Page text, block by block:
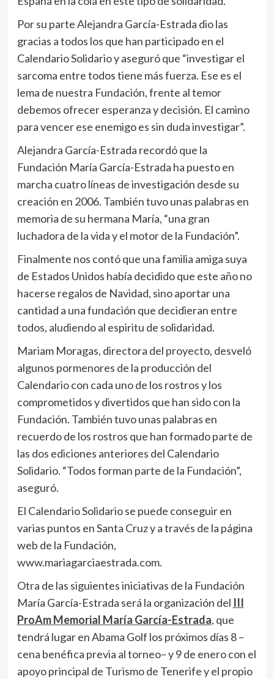
Por su parte Alejandra García-Estrada dio las
gracias a todos los que han participado en el
Calendario Solidario y aseguró que “investigar el
sarcoma entre todos tiene más fuerza. Ese es el
lema de nuestra Fundación, frente al temor
debemos ofrecer esperanza y decisión. El camino
para vencer ese enemigo es sin duda investigar”.
Alejandra García-Estrada recordó que la
Fundación María García-Estrada ha puesto en
marcha cuatro líneas de investigación desde su
creación en 2006. También tuvo unas palabras en
memoria de su hermana María, “una gran
luchadora de la vida y el motor de la Fundación”.
Finalmente nos contó que una familia amiga suya
de Estados Unidos había decidido que este año no
hacerse regalos de Navidad, sino aportar una
cantidad a una fundación que decidieran entre
todos, aludiendo al espiritu de solidaridad.
Mariam Moragas, directora del proyecto, desveló
algunos pormenores de la producción del
Calendario con cada uno de los rostros y los
comprometidos y divertidos que han sido con la
Fundación. También tuvo unas palabras en
recuerdo de los rostros que han formado parte de
las dos ediciones anteriores del Calendario
Solidario. “Todos forman parte de la Fundación”,
aseguró.
El Calendario Solidario se puede conseguir en
varias puntos en Santa Cruz y a través de la página
web de la Fundación,
www.mariagarciaestrada.com.
Otra de las siguientes iniciativas de la Fundación
María García-Estrada será la organización del III
ProAm Memorial María García-Estrada, que
tendrá lugar en Abama Golf los próximos días 8 –
cena benéfica previa al torneo– y 9 de enero con el
apoyo principal de Turismo de Tenerife y el propio